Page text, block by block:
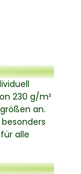
230 g/m²
an.
alle